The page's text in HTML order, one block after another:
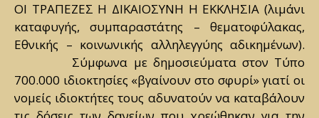
ΟΙ ΤΡΑΠΕΖΕΣ Η ΔΙΚΑΙΟΣΥΝΗ Η ΕΚΚΛΗΣΙΑ (λιμάνι
καταφυγής, συμπαραστάτης – θεματοφύλακας,
Εθνικής – κοινωνικής αλληλεγγύης αδικημένων).
Σύμφωνα με δημοσιεύματα στον Τύπο
700.000 ιδιοκτησίες «βγαίνουν στο σφυρί» γιατί οι
νομείς ιδιοκτήτες τους αδυνατούν να καταβάλουν